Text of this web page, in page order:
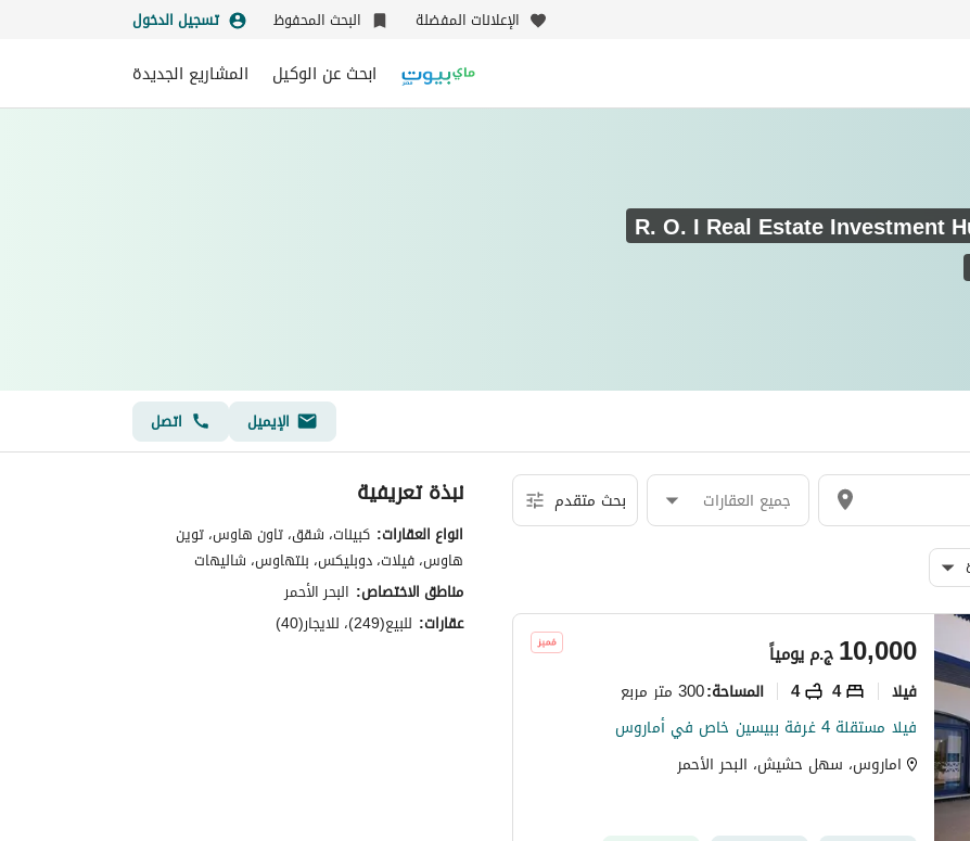
الإعلانات المفضلة البحث المحفوظ تسجيل الدخول
ابحث عن الوكيل المشاريع الجديدة
R. O. I Real Estate Investment
الإيميل اتصل
جميع العقارات بحث متقدم
ج.م10,000 يومياً
فیلا 4
4 المساحة:300 متر مربع
فيلا مستقلة 4 غرفة ببيسين خاص في أماروس
اماروس، سهل حشيش، البحر الأحمر
نبذة تعريفية
انواع العقارات: كبينات، شقق، تاون هاوس، توين
هاوس، فيلات، دوبليكس، بنتهاوس، شاليهات
مناطق الاختصاص: البحر الأحمر
عقارات: للبيع(249)، للايجار(40)